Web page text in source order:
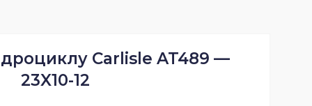
Carlisle AT489 —
23X10-12